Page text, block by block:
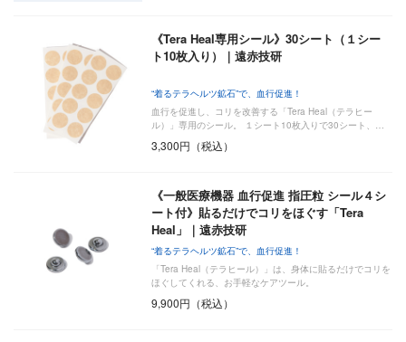
《Tera Heal専用シール》30シート（１シー
ト10枚入り）｜遠赤技研
“着るテラヘルツ鉱石”で、血行促進！
血行を促進し、コリを改善する「Tera Heal（テラヒー
ル）」専用のシール。 １シート10枚入りで30シート、…
3,300円（税込）
《一般医療機器 血行促進 指圧粒 シール４シ
ート付》貼るだけでコリをほぐす「Tera
Heal」｜遠赤技研
“着るテラヘルツ鉱石”で、血行促進！
「Tera Heal（テラヒール）」は、身体に貼るだけでコリを
ほぐしてくれる、お手軽なケアツール。
9,900円（税込）